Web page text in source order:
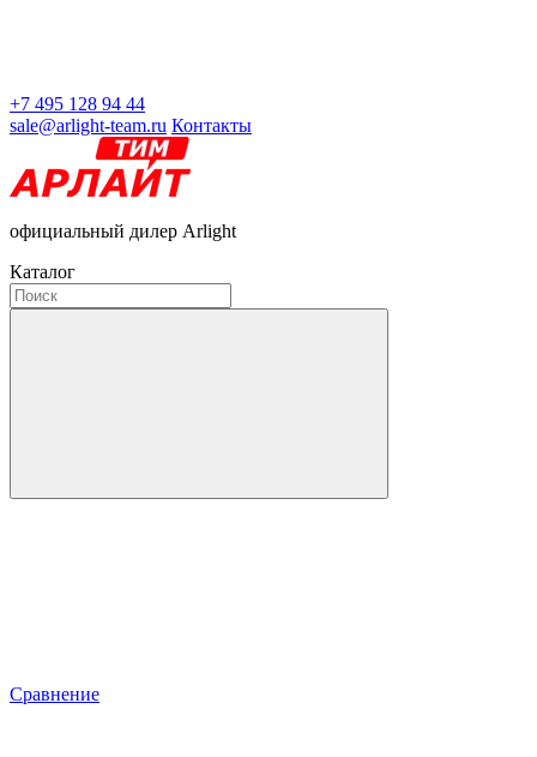
+7 495 128 94 44
sale@arlight-team.ru Контакты
официальный дилер Arlight
Каталог
Сравнение